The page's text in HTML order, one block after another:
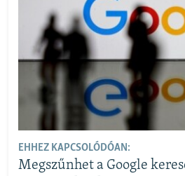
EHHEZ KAPCSOLÓDÓAN:
Megszűnhet a Google